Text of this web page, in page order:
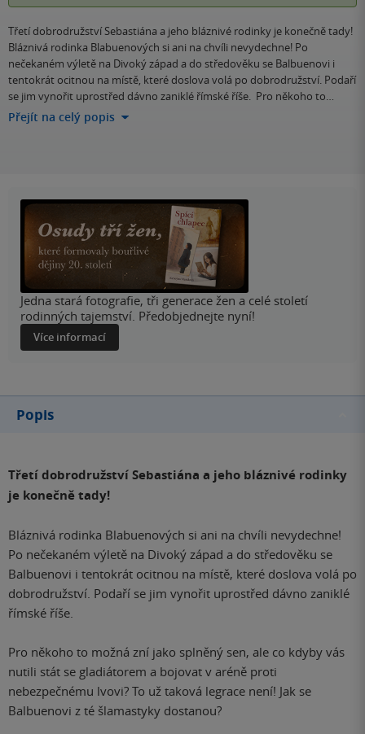
Třetí dobrodružství Sebastiána a jeho bláznivé rodinky je konečně tady!
Bláznivá rodinka Blabuenových si ani na chvíli nevydechne! Po
nečekaném výletě na Divoký západ a do středověku se Balbuenovi i
tentokrát ocitnou na místě, které doslova volá po dobrodružství. Podaří
se jim vynořit uprostřed dávno zaniklé římské říše. Pro někoho to…
Přejít na celý popis
Jedna stará fotografie, tři generace žen a celé století
rodinných tajemství. Předobjednejte nyní!
Více informací
Popis
Třetí dobrodružství Sebastiána a jeho bláznivé rodinky
je konečně tady!
Bláznivá rodinka Blabuenových si ani na chvíli nevydechne!
Po nečekaném výletě na Divoký západ a do středověku se
Balbuenovi i tentokrát ocitnou na místě, které doslova volá po
dobrodružství. Podaří se jim vynořit uprostřed dávno zaniklé
římské říše.
Pro někoho to možná zní jako splněný sen, ale co kdyby vás
nutili stát se gladiátorem a bojovat v aréně proti
nebezpečnému lvovi? To už taková legrace není! Jak se
Balbuenovi z té šlamastyky dostanou?